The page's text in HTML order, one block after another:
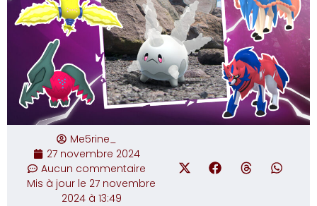
Me5rine_
27 novembre 2024
Aucun commentaire
Mis à jour le 27 novembre
2024 à 13:49